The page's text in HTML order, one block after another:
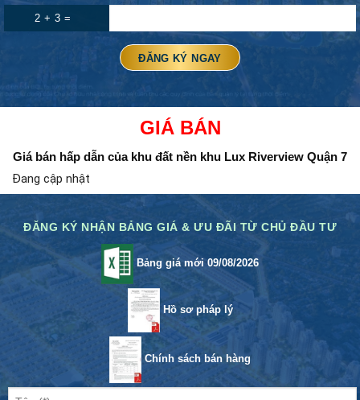
2 + 3 =
GIÁ BÁN
Giá bán hấp dẫn của khu đất nền khu Lux Riverview Quận 7
Đang cập nhật
ĐĂNG KÝ NHẬN BẢNG GIÁ & ƯU ĐÃI TỪ CHỦ ĐẦU TƯ
Bảng giá mới 09/08/2026
Hồ sơ pháp lý
Chính sách bán hàng